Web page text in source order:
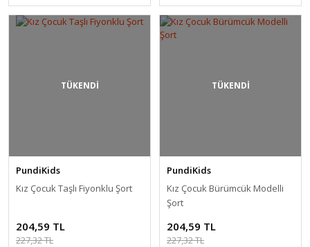
TÜKENDİ
PundiKids
Kız Çocuk Taşlı Fiyonklu Şort
204,59 TL
227,32 TL
TÜKENDİ
PundiKids
Kız Çocuk Bürümcük Modelli
Şort
204,59 TL
227,32 TL